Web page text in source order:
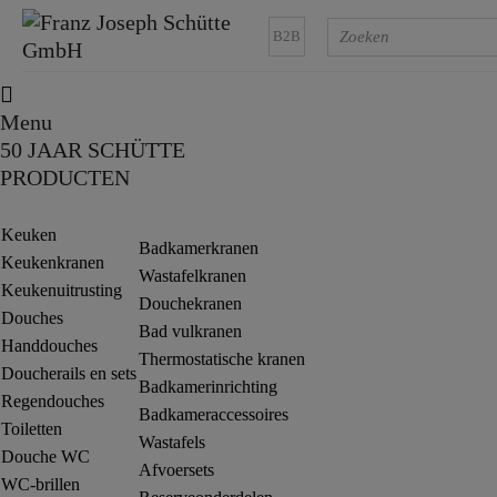
B2B
Menu
50 JAAR SCHÜTTE
PRODUCTEN
Keuken
Keukenkranen
Keukenuitrusting
Douches
Handdouches
Doucherails en sets
Regendouches
Toiletten
Douche WC
WC-brillen
Badkamerkranen
Wastafelkranen
Douchekranen
Bad vulkranen
Thermostatische kranen
Badkamerinrichting
Badkameraccessoires
Wastafels
Afvoersets